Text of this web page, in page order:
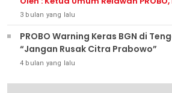
3 bulan yang lalu
PROBO Warning Keras BGN di
“Jangan Rusak Citra Prabowo”
4 bulan yang lalu